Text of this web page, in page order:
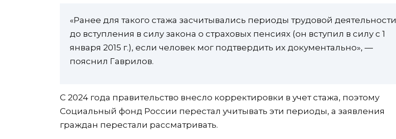
«Ранее для такого стажа засчитывались периоды трудовой деятельности
до вступления в силу закона о страховых пенсиях (он вступил в силу с 1
января 2015 г.), если человек мог подтвердить их документально», —
пояснил Гаврилов.
С 2024 года правительство внесло корректировки в учет стажа, поэтому
Социальный фонд России перестал учитывать эти периоды, а заявления
граждан перестали рассматривать.